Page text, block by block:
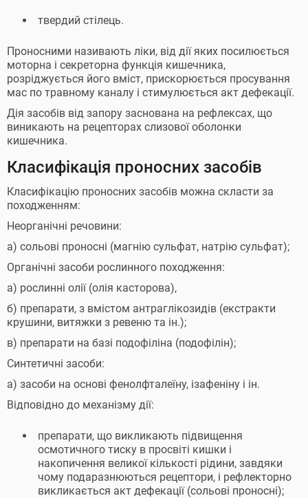
твердий стілець.
Проносними називають ліки, від дії яких посилюється
моторна і секреторна функція кишечника,
розріджується його вміст, прискорюється просування
мас по травному каналу і стимулюється акт дефекації.
Дія засобів від запору заснована на рефлексах, що
виникають на рецепторах слизової оболонки
кишечника.
Класифікація проносних засобів
Класифікацію проносних засобів можна скласти за
походженням:
Неорганічні речовини:
а) сольові проносні (магнію сульфат, натрію сульфат);
Органічні засоби рослинного походження:
а) рослинні олії (олія касторова),
б) препарати, з вмістом антраглікозидів (екстракти
крушини, витяжки з ревеню та ін.);
в) препарати на базі подофіліна (подофілін);
Синтетичні засоби:
а) засоби на основі фенолфталеїну, ізафеніну і ін.
Відповідно до механізму дії:
препарати, що викликають підвищення
осмотичного тиску в просвіті кишки і
накопичення великої кількості рідини, завдяки
чому подаразнюються рецептори, і рефлекторно
викликається акт дефекації (сольові проносні);